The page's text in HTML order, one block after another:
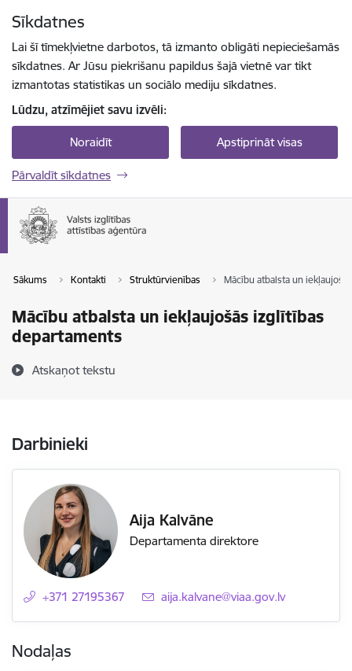
Sīkdatnes
Lai šī tīmekļvietne darbotos, tā izmanto obligāti nepieciešamās
sīkdatnes. Ar Jūsu piekrišanu papildus šajā vietnē var tikt
izmantotas statistikas un sociālo mediju sīkdatnes.
Lūdzu, atzīmējiet savu izvēli:
Noraidīt Apstiprināt visas
Pārvaldīt sīkdatnes
Sākums Kontakti Struktūrvienības Mācību atbalsta un
Mācību atbalsta un iekļaujošās izglītības
departaments
Atskaņot tekstu
Darbinieki
Aija Kalvāne
Departamenta direktore
+371 27195367 E-pasts:
aija.kalvane@viaa.gov.lv
Nodaļas